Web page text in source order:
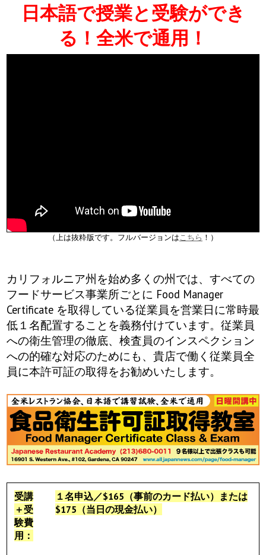
SSSIA (Japanese)
日本酒とは
Ca Sake Tasting 2022
日本酒の選び方
Ca Sake Chal 2019
Japanese Expo 2016
Sake Tasting 2013-14
World Sake Day
Sake Videos
日本語で授業と受験ができ
る！全米で通用！
（上は抜粋版です。フルバージョンはこちら ！）
カリフォルニア州を始め多くの州では、すべての
フードサービス事業所ごとに Food Manager
Certificate を取得している従業員を営業日に常時最
低１名配置することを義務付けています。従業員
への衛生管理の徹底、検査員のインスペクション
への的確な対応のためにも、貴店で働く従業員全
員に本許可証の取得をお勧めいたします。
受講
＋受
験費
用：
１名申込／$165（事前のカード払い）または
$175（当日の現金払い）